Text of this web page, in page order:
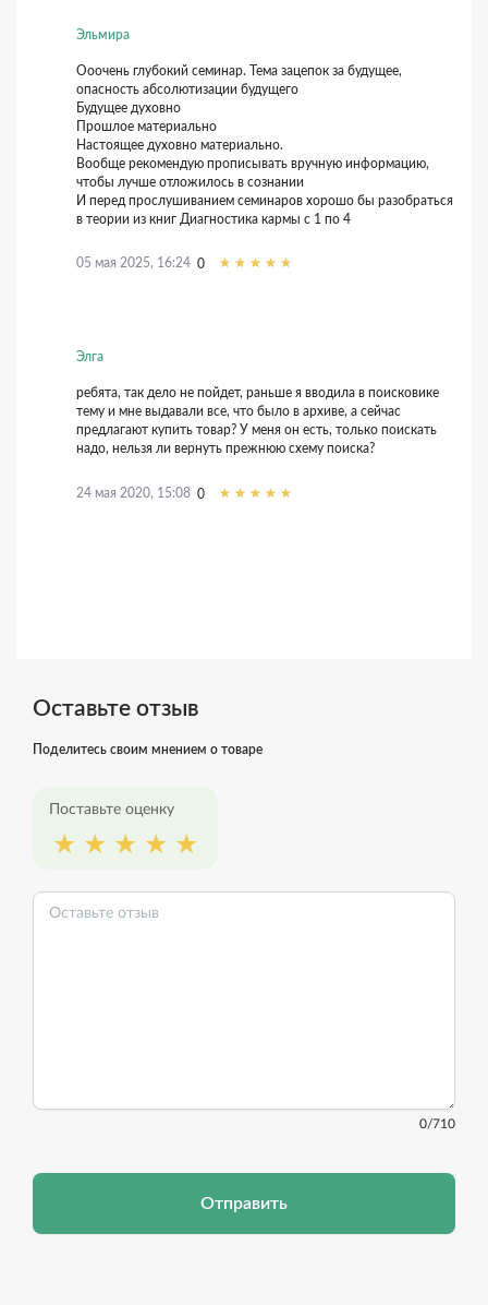
Эльмира
Ооочень глубокий семинар. Тема зацепок за будущее,
опасность абсолютизации будущего
Будущее духовно
Прошлое материально
Настоящее духовно материально.
Вообще рекомендую прописывать вручную информацию,
чтобы лучше отложилось в сознании
И перед прослушиванием семинаров хорошо бы разобраться
в теории из книг Диагностика кармы с 1 по 4
05 мая 2025, 16:24 0
Элга
ребята, так дело не пойдет, раньше я вводила в поисковике
тему и мне выдавали все, что было в архиве, а сейчас
предлагают купить товар? У меня он есть, только поискать
надо, нельзя ли вернуть прежнюю схему поиска?
24 мая 2020, 15:08 0
Оставьте отзыв
Поделитесь своим мнением о товаре
Поставьте оценку
0/710
Отправить